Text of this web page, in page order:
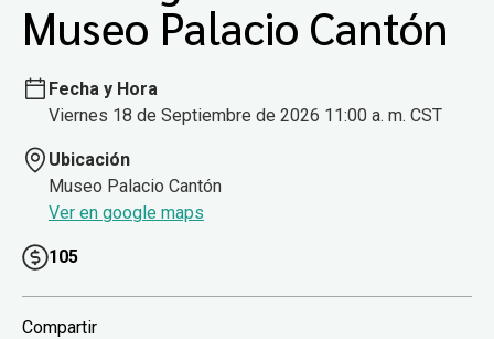
Museo Palacio Cantón
Fecha y Hora
Viernes 18 de Septiembre de 2026 11:00 a. m. CST
Ubicación
Museo Palacio Cantón
Ver en google maps
105
Compartir